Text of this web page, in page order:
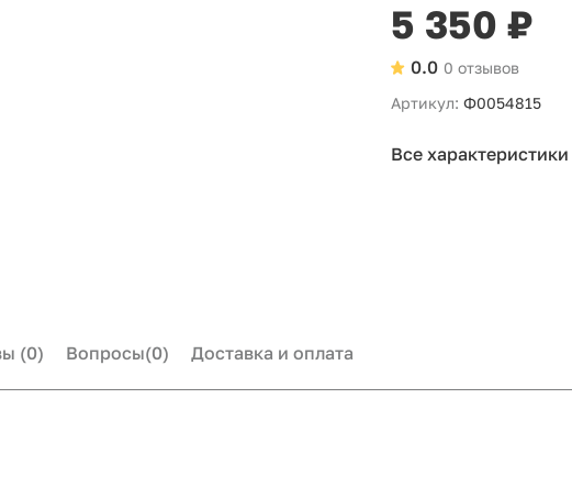
5 350 ₽
0 отзывов
0.0
Артикул: Ф0054815
Все характеристики
(0) Вопросы(0) Доставка и оплата